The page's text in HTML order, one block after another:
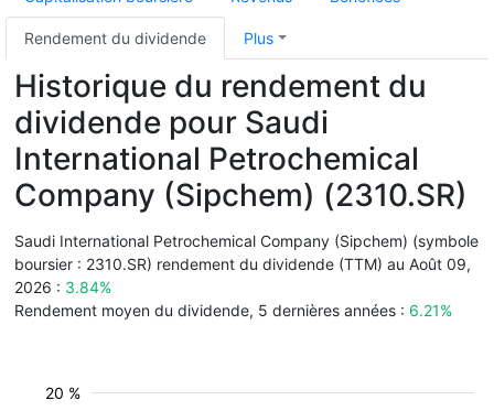
Rendement du dividende Plus
Historique du rendement du
dividende pour Saudi
International Petrochemical
Company (Sipchem) (2310.SR)
Saudi International Petrochemical Company (Sipchem) (symbole
boursier : 2310.SR) rendement du dividende (TTM) au Août 09,
2026 : 3.84%
Rendement moyen du dividende, 5 dernières années : 6.21%
20 %